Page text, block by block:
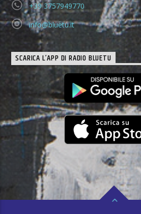
+39 3757949770
info@bluetu.it
SCARICA L’APP DI RADIO BLUETU